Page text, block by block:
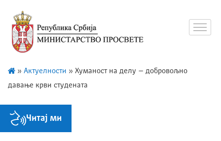
» Актуелности » Хуманост на делу – добровољно
давање крви студената
Читај ми